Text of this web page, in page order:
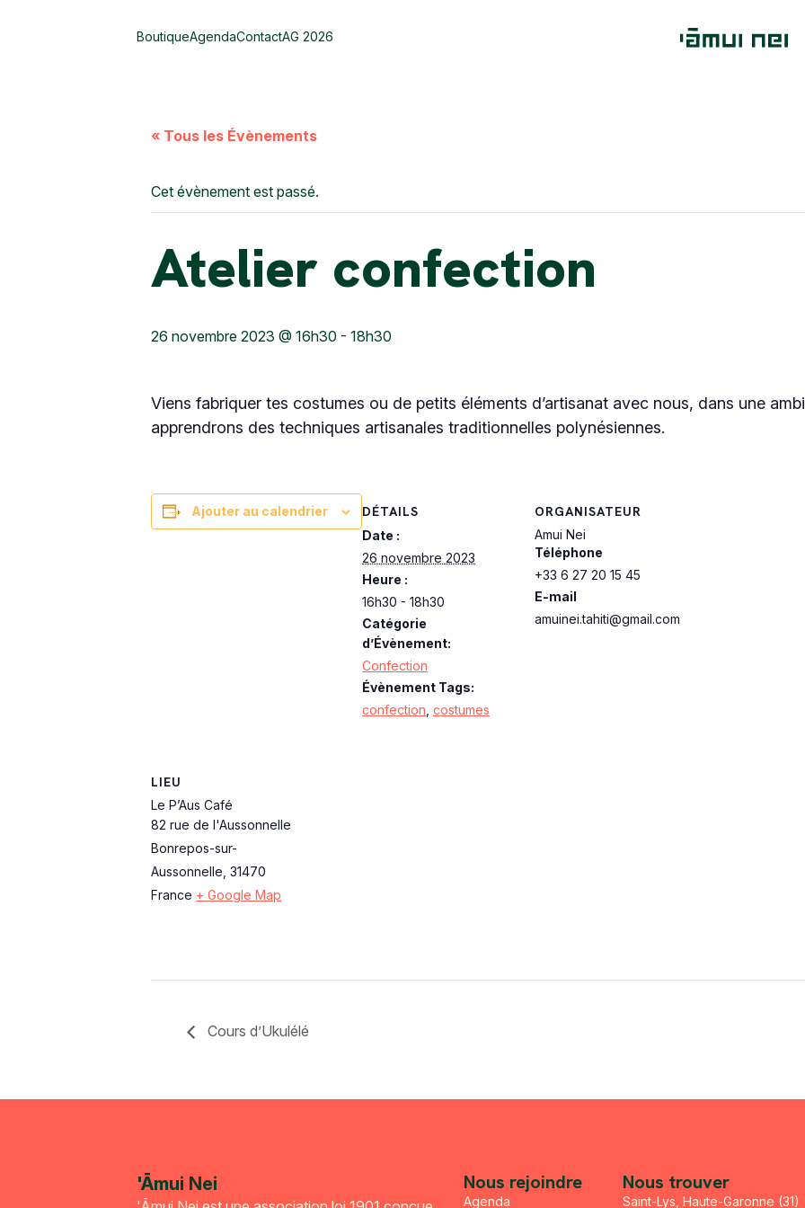
BoutiqueAgendaContactAG 2026
« Tous les Évènements
Cet évènement est passé.
Atelier confection
26 novembre 2023 @ 16h30 - 18h30
Viens fabriquer tes costumes ou de petits éléments d’artisanat avec nous, dans une
apprendrons des techniques artisanales traditionnelles polynésiennes.
Ajouter au calendrier DÉTAILS
Date :
26 novembre 2023
Heure :
16h30 - 18h30
Catégorie
d’Évènement:
Confection
Évènement Tags:
confection costumes
ORGANISATEUR
Amui Nei
Téléphone
+33 6 27 20 15 45
E-mail
amuinei.tahiti@gmail.com
LIEU
Le P’Aus Café
82 rue de l'Aussonnelle
Bonrepos-sur-
Aussonnelle 31470
France + Google Map
Cours d’Ukulélé
'Āmui Nei Nous rejoindre
Agenda
Nous trouver
Saint-Lys, Haute-Garonne (31)